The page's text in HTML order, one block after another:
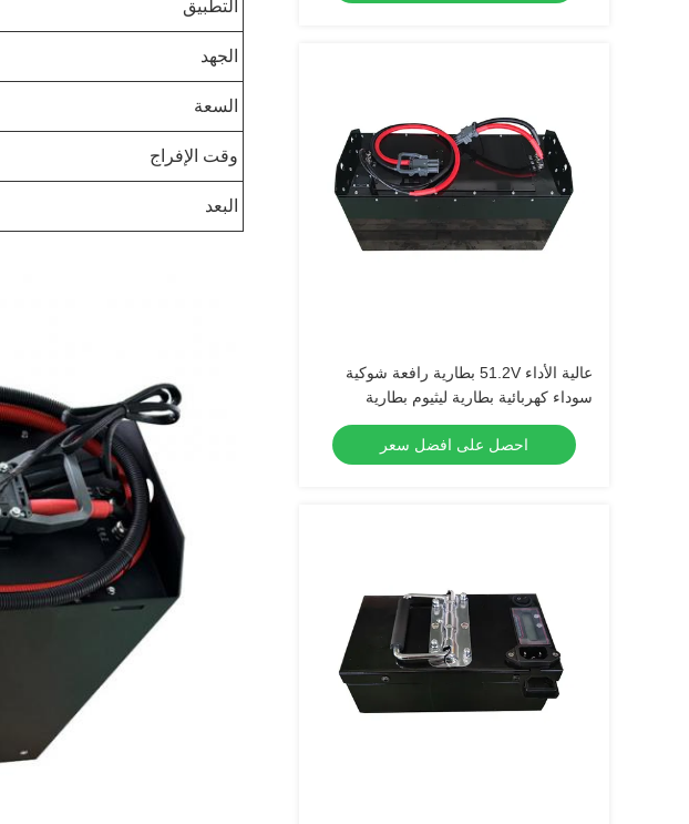
عالية الأداء 51.2V بطارية رافعة شوكية
سوداء كهربائية بطارية ليثيوم بطارية
LiFePO4
احصل على افضل سعر
التطبيق
الجهد
السعة
وقت الإفراج
البعد